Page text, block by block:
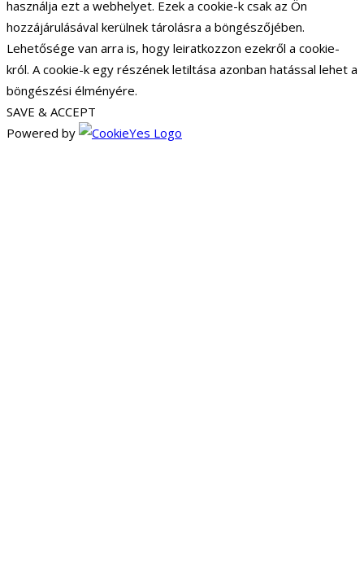
használja ezt a webhelyet. Ezek a cookie-k csak az Ön
hozzájárulásával kerülnek tárolásra a böngészőjében.
Lehetősége van arra is, hogy leiratkozzon ezekről a cookie-
król. A cookie-k egy részének letiltása azonban hatással lehet a
böngészési élményére.
SAVE & ACCEPT
Powered by